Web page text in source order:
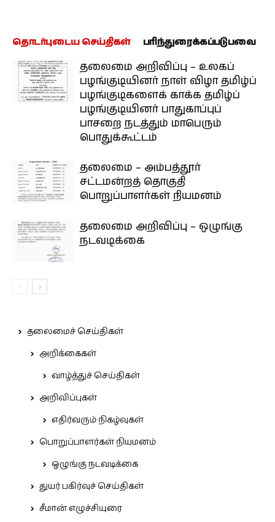
தொடர்புடைய செய்திகள் பரிந்துரைக்கப்படுபவை
தலைமை அறிவிப்பு – உலகப்
பழங்குடியினர் நாள் விழா தமிழ்ப்
பழங்குடிகளைக் காக்க தமிழ்ப்
பழங்குடியினர் பாதுகாப்புப்
பாசறை நடத்தும் மாபெரும்
பொதுக்கூட்டம்
தலைமை – அம்பத்தூர்
சட்டமன்றத் தொகுதி
பொறுப்பாளர்கள் நியமனம்
தலைமை அறிவிப்பு – ஒழுங்கு
நடவடிக்கை
தலைமைச் செய்திகள்
அறிக்கைகள்
வாழ்த்துச் செய்திகள்
அறிவிப்புகள்
எதிர்வரும் நிகழ்வுகள்
பொறுப்பாளர்கள் நியமனம்
ஒழுங்கு நடவடிக்கை
துயர் பகிர்வுச் செய்திகள்
சீமான் எழுச்சியுரை